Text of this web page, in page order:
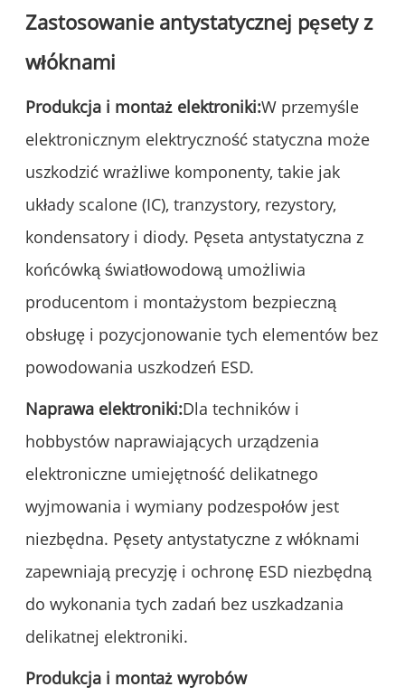
Zastosowanie antystatycznej pęsety z
włóknami
Produkcja i montaż elektroniki:W przemyśle
elektronicznym elektryczność statyczna może
uszkodzić wrażliwe komponenty, takie jak
układy scalone (IC), tranzystory, rezystory,
kondensatory i diody. Pęseta antystatyczna z
końcówką światłowodową umożliwia
producentom i montażystom bezpieczną
obsługę i pozycjonowanie tych elementów bez
powodowania uszkodzeń ESD.
Naprawa elektroniki:Dla techników i
hobbystów naprawiających urządzenia
elektroniczne umiejętność delikatnego
wyjmowania i wymiany podzespołów jest
niezbędna. Pęsety antystatyczne z włóknami
zapewniają precyzję i ochronę ESD niezbędną
do wykonania tych zadań bez uszkadzania
delikatnej elektroniki.
Produkcja i montaż wyrobów